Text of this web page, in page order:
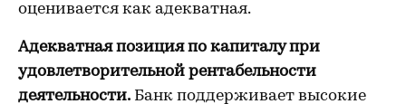
оценивается как адекватная.
Адекватная позиция по капиталу при
удовлетворительной рентабельности
деятельности. Банк поддерживает высокие